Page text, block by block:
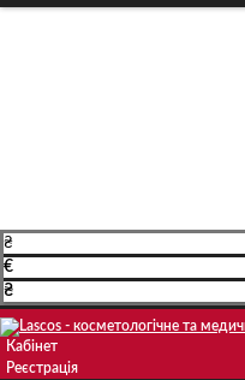
₴
€
₴
Кабінет
Реєстрація